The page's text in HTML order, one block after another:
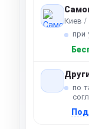
Киев
при
по